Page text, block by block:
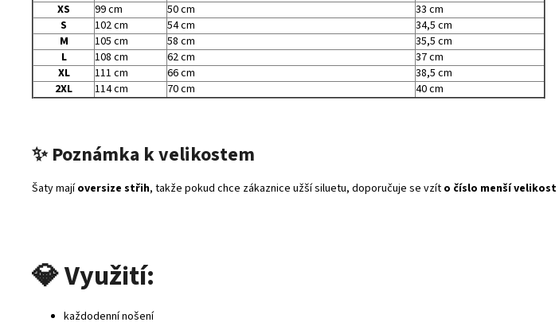
XS
99 cm 50 cm
33 cm
S
102 cm 54 cm
34,5 cm
M
105 cm 58 cm
35,5 cm
L
108 cm 62 cm
37 cm
XL
111 cm 66 cm
38,5 cm
2XL
114 cm 70 cm 40 cm
✨ Poznámka k velikostem
Šaty majíoversize střih, takže pokud chce zákaznice užší siluetu, doporučuje se vzít o číslo menší velikost
💎Využití:
každodenní nošení